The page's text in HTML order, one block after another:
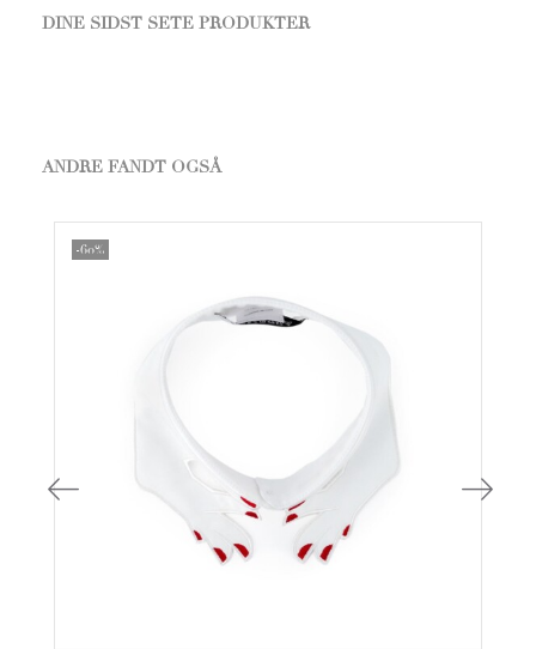
DINE SIDST SETE PRODUKTER
ANDRE FANDT OGSÅ
-60%